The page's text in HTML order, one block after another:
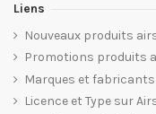
Liens
Nouveaux produits
Promotions produits
Marques et
Licence et Type sur